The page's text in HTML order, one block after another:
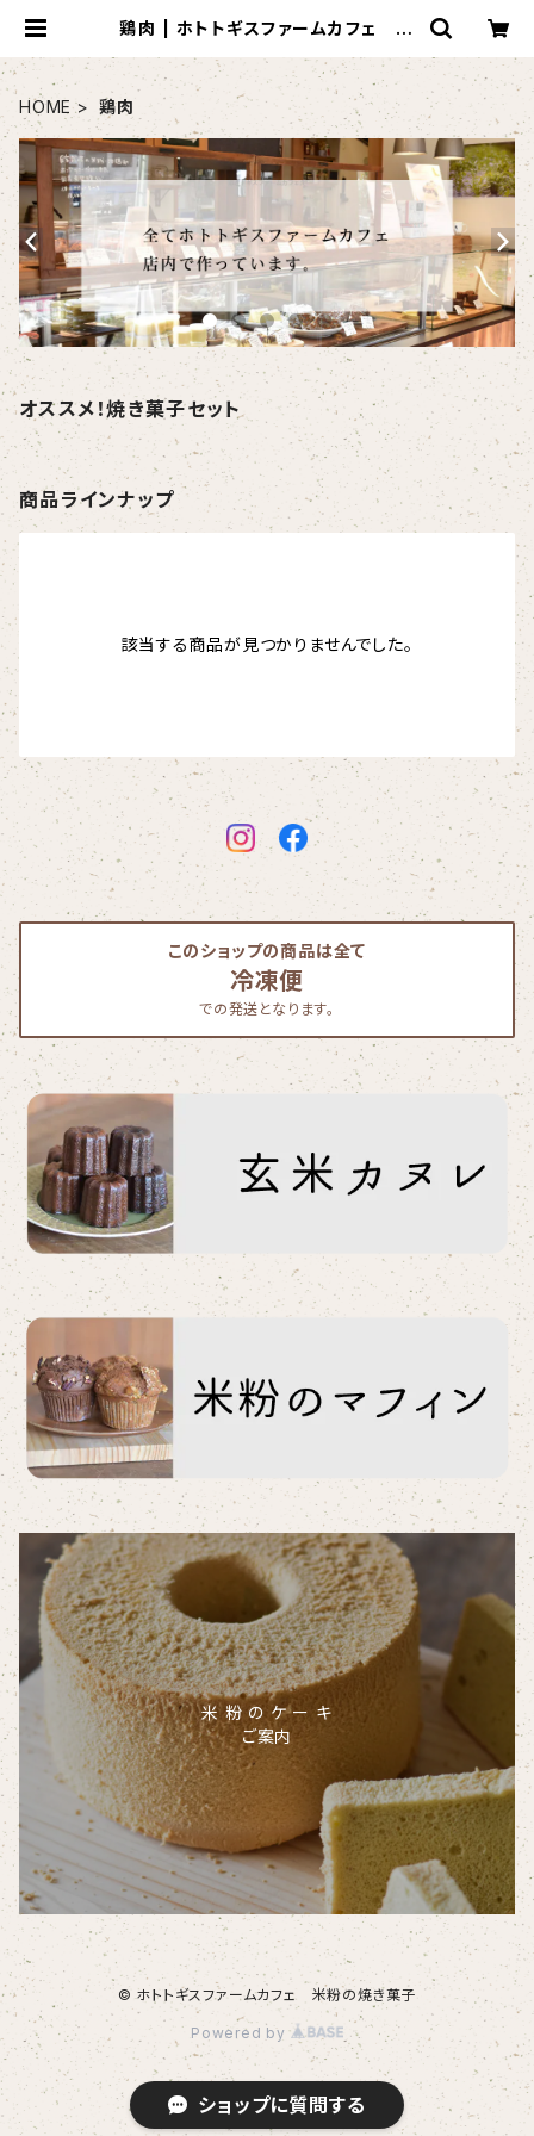
鶏肉 | ホトトギスファームカフェ 米
HOME 鶏肉
オススメ！焼き菓子セット
商品ラインナップ
該当する商品が見つかりませんでした。
このショップの商品は全て
冷凍便
での発送となります。
米 粉 の ケ ー キ
ご案内
© ホトトギスファームカフェ 米粉の焼き菓子
Powered by
ショップに質問する